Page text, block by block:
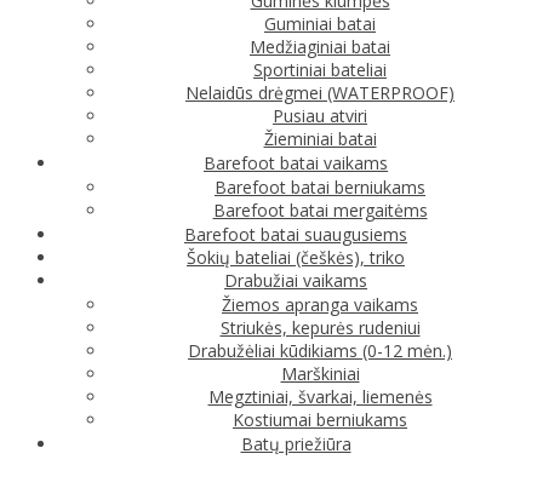
Guminiai batai
Medžiaginiai batai
Sportiniai bateliai
Nelaidūs drėgmei (WATERPROOF)
Pusiau atviri
Žieminiai batai
Barefoot batai vaikams
Barefoot batai berniukams
Barefoot batai mergaitėms
Barefoot batai suaugusiems
Šokių bateliai (češkės), triko
Drabužiai vaikams
Žiemos apranga vaikams
Striukės, kepurės rudeniui
Drabužėliai kūdikiams (0-12 mėn.)
Marškiniai
Megztiniai, švarkai, liemenės
Kostiumai berniukams
Batų priežiūra